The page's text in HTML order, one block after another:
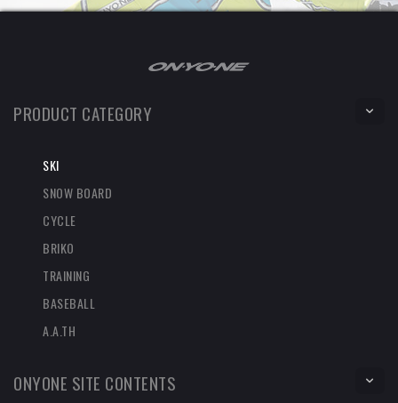
PRODUCT CATEGORY
SKI
SNOW BOARD
CYCLE
BRIKO
TRAINING
BASEBALL
A.A.TH
ONYONE SITE CONTENTS